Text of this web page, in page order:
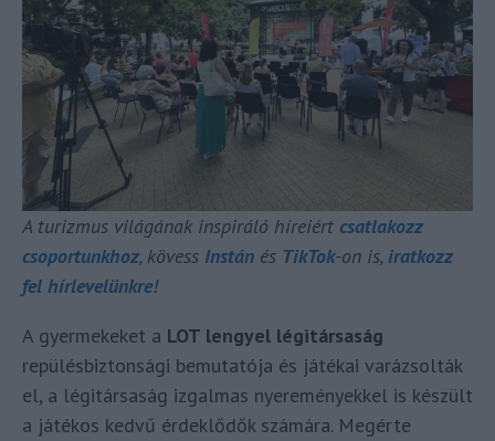
A turizmus világának inspiráló híreiért csatlakozz
csoportunkhoz, kövess Instán és TikTok-on is, iratkozz
fel hírlevelünkre!
A gyermekeket a LOT lengyel légitársaság
repülésbiztonsági bemutatója és játékai varázsolták
el, a légitársaság izgalmas nyereményekkel is készült
a játékos kedvű érdeklődők számára. Megérte